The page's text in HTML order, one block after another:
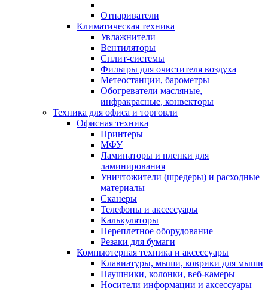
Отпариватели
Климатическая техника
Увлажнители
Вентиляторы
Сплит-системы
Фильтры для очистителя воздуха
Метеостанции, барометры
Обогреватели масляные,
инфракрасные, конвекторы
Техника для офиса и торговли
Офисная техника
Принтеры
МФУ
Ламинаторы и пленки для
ламинирования
Уничтожители (шредеры) и расходные
материалы
Сканеры
Телефоны и аксессуары
Калькуляторы
Переплетное оборудование
Резаки для бумаги
Компьютерная техника и аксессуары
Клавиатуры, мыши, коврики для мыши
Наушники, колонки, веб-камеры
Носители информации и аксессуары